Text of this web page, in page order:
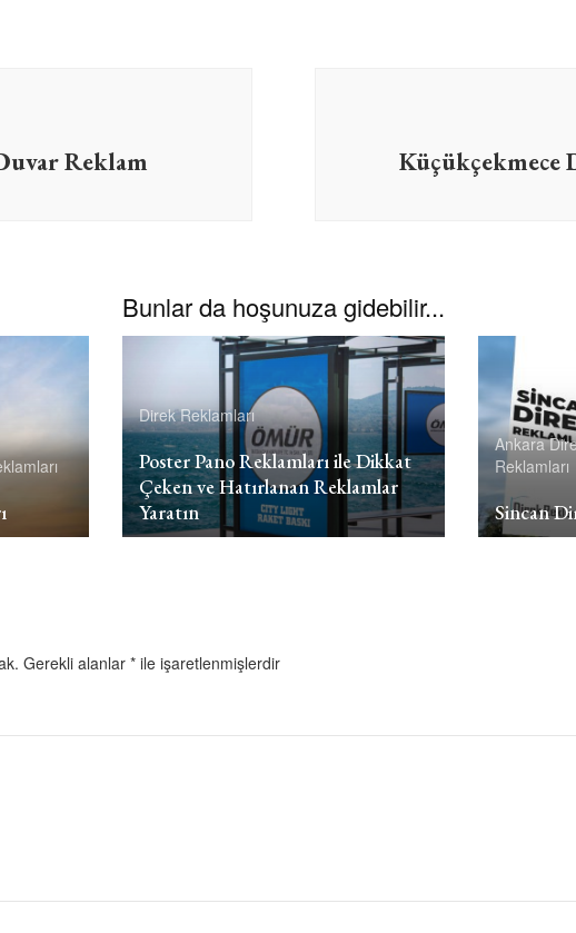
Reklam Küçükçekmece
Bunlar da hoşunuza gidebilir...
Direk Reklamları
Poster Pano Reklamları ile Dikkat
Çeken ve Hatırlanan Reklamlar
Yaratın
Ankara
Reklamları
Sincan
Gerekli alanlar * ile işaretlenmişlerdir